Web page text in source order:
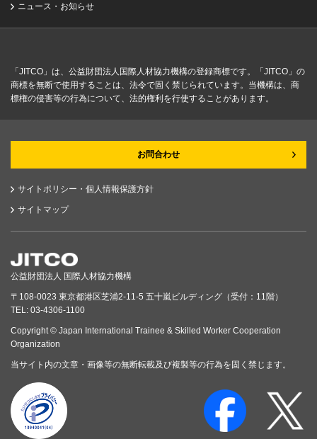
ニュース・お知らせ
「JITCO」は、公益財団法人国際人材協力機構の登録商標です。「JITCO」の
商標を無断で使用することは、法令で固く禁じられています。当機構は、商
標権の侵害等の行為について、法的権利を行使することがあります。
お問合わせ
サイトポリシー・個人情報保護方針
サイトマップ
公益財団法人 国際人材協力機構
〒108-0023 東京都港区芝浦2-11-5 五十嵐ビルディング（受付：11階）
TEL: 03-4306-1100
Copyright © Japan International Trainee & Skilled Worker Cooperation
Organization
当サイト内の文章・画像等の無断転載及び複製等の行為を固く禁じます。